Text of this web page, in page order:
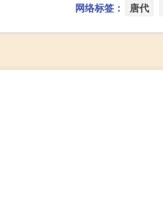
网络标签： 唐代